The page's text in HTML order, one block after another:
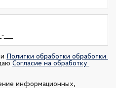
Политки обработки обработки
Согласие на обработку
информационных,